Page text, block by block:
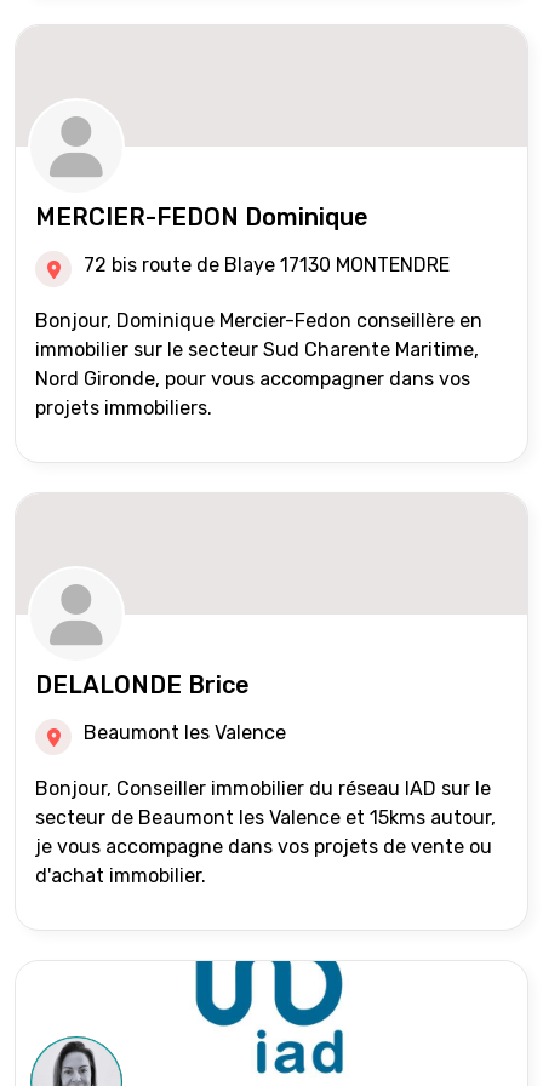
MERCIER-FEDON Dominique
72 bis route de Blaye 17130 MONTENDRE
Bonjour, Dominique Mercier-Fedon conseillère en
immobilier sur le secteur Sud Charente Maritime,
Nord Gironde, pour vous accompagner dans vos
projets immobiliers.
DELALONDE Brice
Beaumont les Valence
Bonjour, Conseiller immobilier du réseau IAD sur le
secteur de Beaumont les Valence et 15kms autour,
je vous accompagne dans vos projets de vente ou
d'achat immobilier.